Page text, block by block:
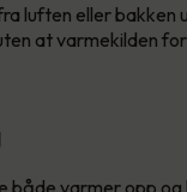
luften eller bakken
at varmekilden
både varmer opp